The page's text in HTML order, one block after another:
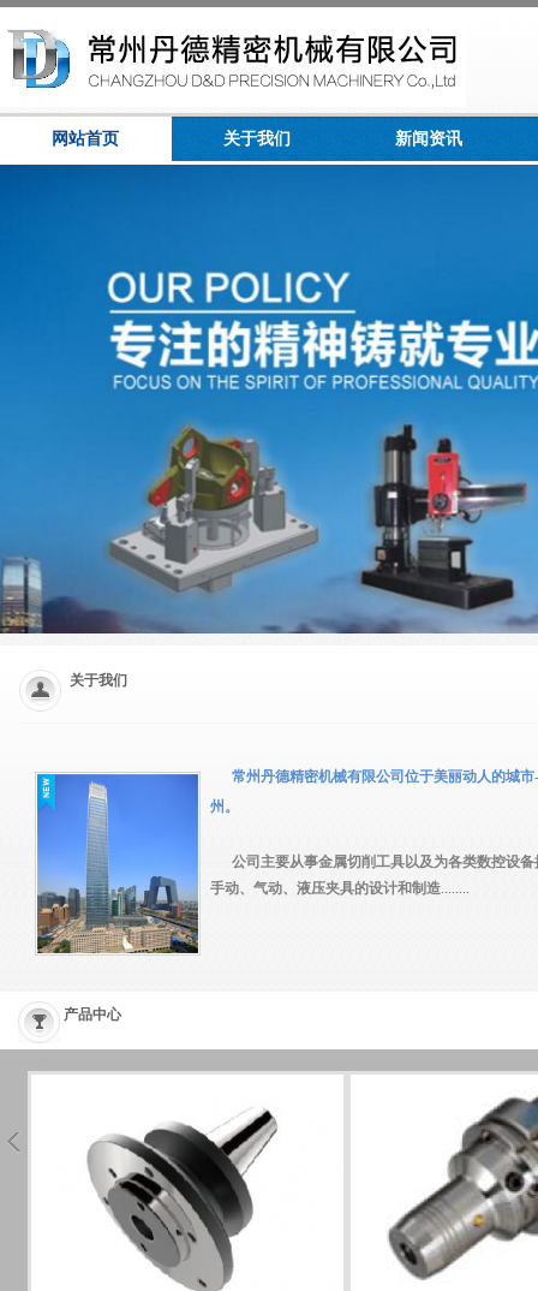
网站首页 关于我们 新闻资讯
关于我们
常州丹德精密机械有限公司 位于美丽动人的城市
州。
公司主要从事金属切削工具以及为各类数控设备
手动、气动、液压夹具的设计和制造........
产品中心